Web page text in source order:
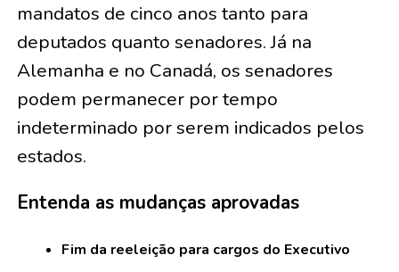
mandatos de cinco anos tanto para
deputados quanto senadores. Já na
Alemanha e no Canadá, os senadores
podem permanecer por tempo
indeterminado por serem indicados pelos
estados.
Entenda as mudanças aprovadas
Fim da reeleição para cargos do Executivo